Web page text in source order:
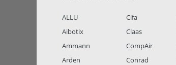
ALLU
Aibotix
Ammann
Arden
Cifa
Claas
CompAir
Conrad